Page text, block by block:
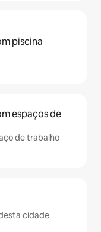
piscina
espaços de
de trabalho
cidade